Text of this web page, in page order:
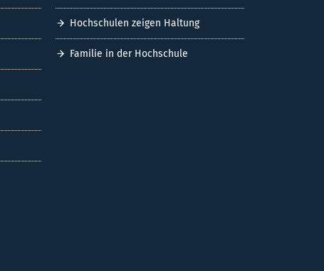
Hochschulen zeigen Haltung
Familie in der Hochschule